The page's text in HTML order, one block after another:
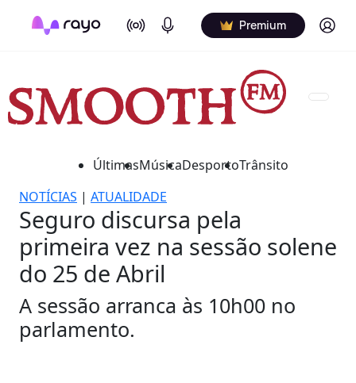
On Air Podcasts Premium Log in
ÚltimasMúsicaDesportoTrânsito
NOTÍCIAS | ATUALIDADE
Seguro discursa pela
primeira vez na sessão solene
do 25 de Abril
A sessão arranca às 10h00 no
parlamento.